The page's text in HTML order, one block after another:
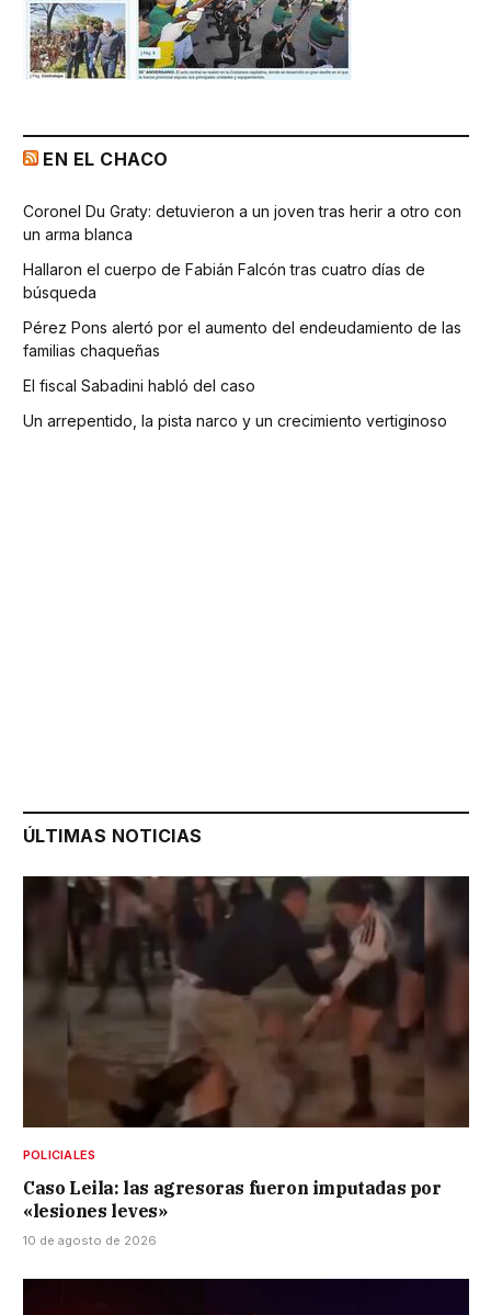
EN EL CHACO
Coronel Du Graty: detuvieron a un joven tras herir a otro con
un arma blanca
Hallaron el cuerpo de Fabián Falcón tras cuatro días de
búsqueda
Pérez Pons alertó por el aumento del endeudamiento de las
familias chaqueñas
El fiscal Sabadini habló del caso
Un arrepentido, la pista narco y un crecimiento vertiginoso
ÚLTIMAS NOTICIAS
POLICIALES
Caso Leila: las agresoras fueron imputadas por
«lesiones leves»
10 de agosto de 2026